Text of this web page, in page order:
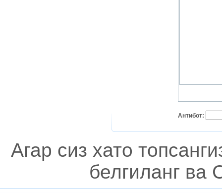
Антибот:
Агар сиз хато
белгиланг ва